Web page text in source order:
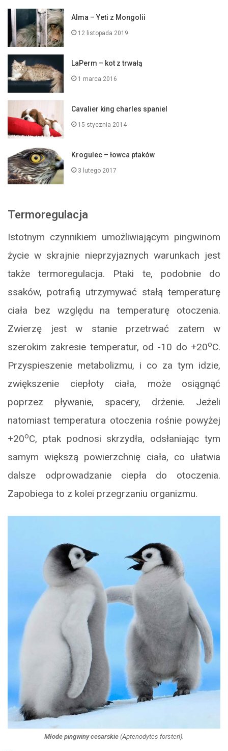
Alma – Yeti z Mongolii
12 listopada 2019
LaPerm – kot z trwałą
1 marca 2016
Cavalier king charles spaniel
15 stycznia 2014
Krogulec – łowca ptaków
3 lutego 2017
Termoregulacja
Istotnym czynnikiem umożliwiającym pingwinom
życie w skrajnie nieprzyjaznych warunkach jest
także termoregulacja. Ptaki te, podobnie do
ssaków, potrafią utrzymywać stałą temperaturę
ciała bez względu na temperaturę otoczenia.
Zwierzę jest w stanie przetrwać zatem w
szerokim zakresie temperatur, od -10 do +20oC.
Przyspieszenie metabolizmu, i co za tym idzie,
zwiększenie ciepłoty ciała, może osiągnąć
poprzez pływanie, spacery, drżenie. Jeżeli
natomiast temperatura otoczenia rośnie powyżej
+20oC, ptak podnosi skrzydła, odsłaniając tym
samym większą powierzchnię ciała, co ułatwia
dalsze odprowadzanie ciepła do otoczenia.
Zapobiega to z kolei przegrzaniu organizmu.
Młode pingwiny cesarskie (Aptenodytes forsteri).